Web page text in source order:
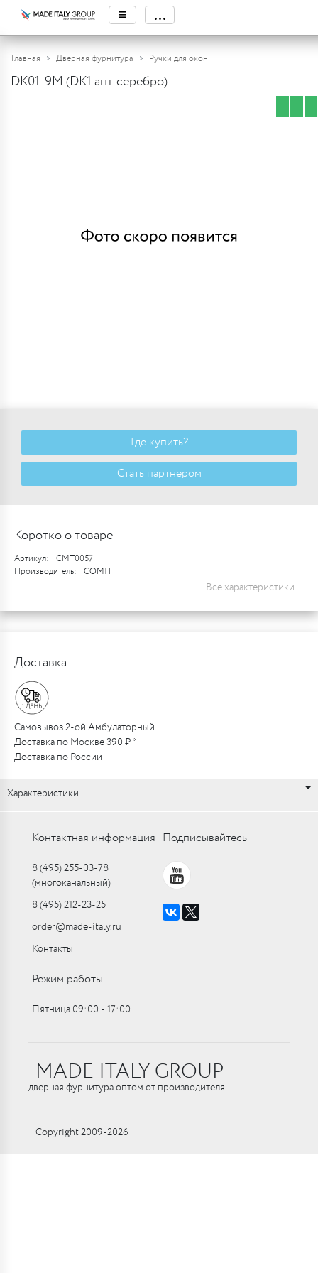
≡ ...
Главная Дверная фурнитура Ручки для окон
DK01-9M (DK1 ант. серебро)
Где купить?
Стать партнером
Коротко о товаре
Артикул:
CMT0057
Производитель:
COMIT
Все характеристики...
Доставка
Самовывоз 2-ой Амбулаторный
Доставка по Москве 390 ₽ *
Доставка по России
Характеристики
Контактная информация
8 (495) 255-03-78
(многоканальный)
8 (495) 212-23-25
order@made-italy.ru
Контакты
Подписывайтесь
Режим работы
Пятница 09:00 ‑ 17:00
MADE ITALY GROUP
дверная фурнитура оптом от производителя
Copyright 2009-2026